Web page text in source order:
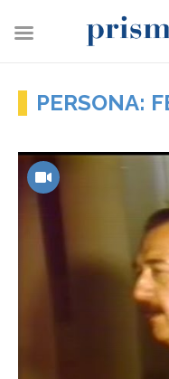
PERSONA: